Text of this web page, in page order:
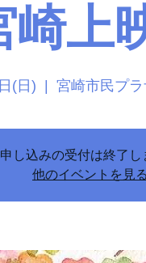
崎上
(日) 宮崎市民プ
し込みの受付は終了し
他のイベントを見る